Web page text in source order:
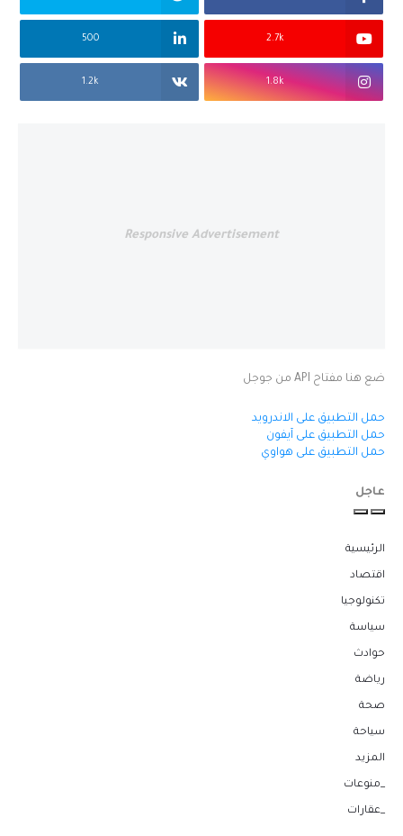
2.7k
500
1.8k
1.2k
Responsive Advertisement
ضع هنا مفتاح API من جوجل
حمل التطبيق على الاندرويد
حمل التطبيق على آيفون
حمل التطبيق على هواوي
عاجل
الرئيسية
اقتصاد
تكنولوجيا
سياسة
حوادث
رياضة
صحة
سياحة
المزيد
_منوعات
_عقارات